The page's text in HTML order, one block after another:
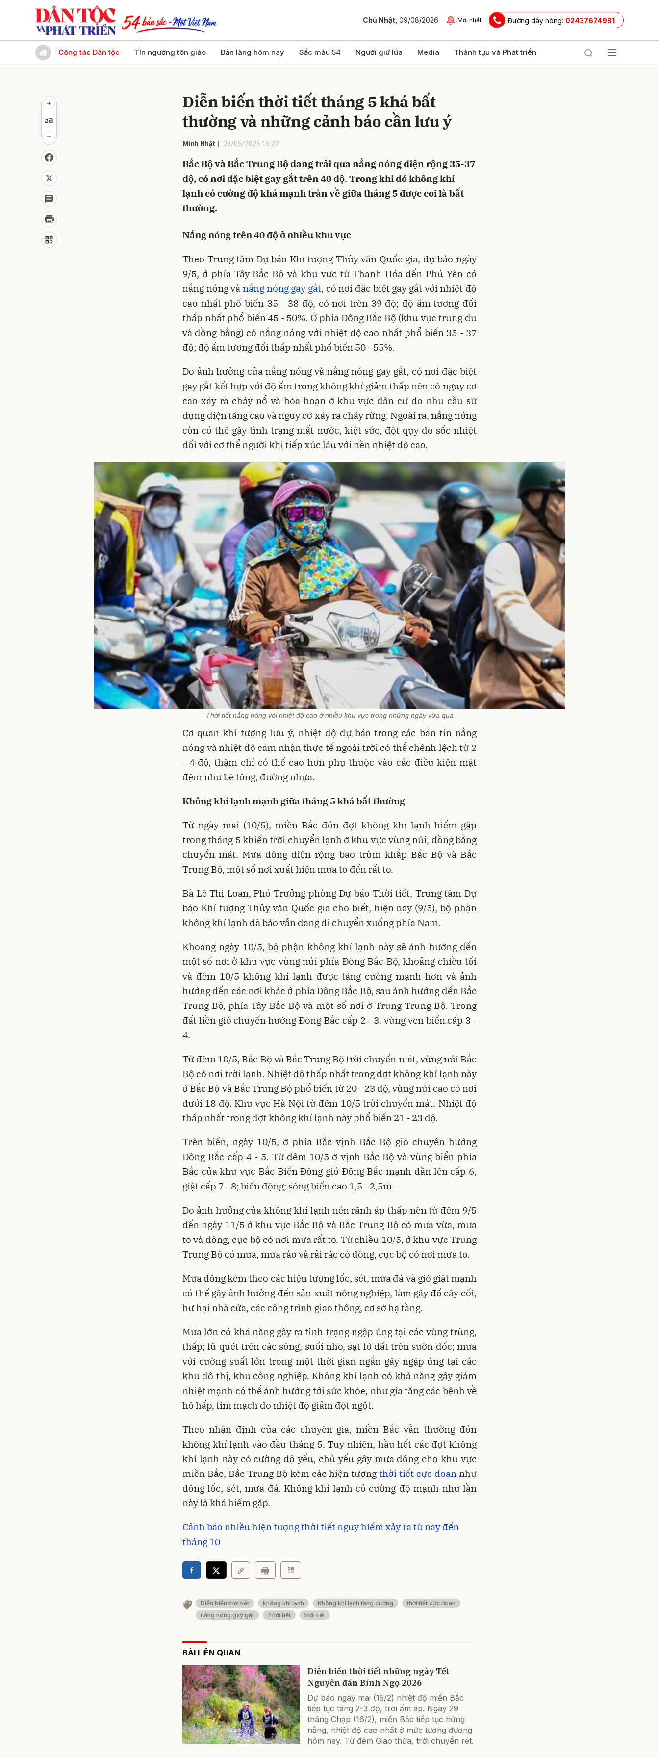
Chủ Nhật, 09/08/2026 Mới nhất Đường dây nóng: 02437674981
Công tác Dân tộc Tín ngưỡng tôn giáo Bản làng hôm nay Sắc màu 54 Người giữ lửa Media Thành tựu và Phát triển
Diễn biến thời tiết tháng 5 khá bất
thường và những cảnh báo cần lưu ý
Minh Nhật 09/05/2025 15:22
Bắc Bộ và Bắc Trung Bộ đang trải qua nắng nóng diện rộng 35-37
độ, có nơi đặc biệt gay gắt trên 40 độ. Trong khi đó không khí
lạnh có cường độ khá mạnh tràn về giữa tháng 5 được coi là bất
thường.
Nắng nóng trên 40 độ ở nhiều khu vực
Theo Trung tâm Dự báo Khí tượng Thủy văn Quốc gia, dự báo ngày
9/5, ở phía Tây Bắc Bộ và khu vực từ Thanh Hóa đến Phú Yên có
nắng nóng và nắng nóng gay gắt, có nơi đặc biệt gay gắt với nhiệt độ
cao nhất phổ biến 35 - 38 độ, có nơi trên 39 độ; độ ẩm tương đối
thấp nhất phổ biến 45 - 50%. Ở phía Đông Bắc Bộ (khu vực trung du
và đồng bằng) có nắng nóng với nhiệt độ cao nhất phổ biến 35 - 37
độ; độ ẩm tương đối thấp nhất phổ biến 50 - 55%.
Do ảnh hưởng của nắng nóng và nắng nóng gay gắt, có nơi đặc biệt
gay gắt kết hợp với độ ẩm trong không khí giảm thấp nên có nguy cơ
cao xảy ra cháy nổ và hỏa hoạn ở khu vực dân cư do nhu cầu sử
dụng điện tăng cao và nguy cơ xảy ra cháy rừng. Ngoài ra, nắng nóng
còn có thể gây tình trạng mất nước, kiệt sức, đột qụy do sốc nhiệt
đối với cơ thể người khi tiếp xúc lâu với nền nhiệt độ cao.
Thời tiết nắng nóng với nhiệt độ cao ở nhiều khu vực trong những ngày vừa qua
Cơ quan khí tượng lưu ý, nhiệt độ dự báo trong các bản tin nắng
nóng và nhiệt độ cảm nhận thực tế ngoài trời có thể chênh lệch từ 2
- 4 độ, thậm chí có thể cao hơn phụ thuộc vào các điều kiện mặt
đệm như bê tông, đường nhựa.
Không khí lạnh mạnh giữa tháng 5 khá bất thường
Từ ngày mai (10/5), miền Bắc đón đợt không khí lạnh hiếm gặp
trong tháng 5 khiến trời chuyển lạnh ở khu vực vùng núi, đồng bằng
chuyển mát. Mưa dông diện rộng bao trùm khắp Bắc Bộ và Bắc
Trung Bộ, một số nơi xuất hiện mưa to đến rất to.
Bà Lê Thị Loan, Phó Trưởng phòng Dự báo Thời tiết, Trung tâm Dự
báo Khí tượng Thủy văn Quốc gia cho biết, hiện nay (9/5), bộ phận
không khí lạnh đã báo vẫn đang di chuyển xuống phía Nam.
Khoảng ngày 10/5, bộ phận không khí lạnh này sẽ ảnh hưởng đến
một số nơi ở khu vực vùng núi phía Đông Bắc Bộ, khoảng chiều tối
và đêm 10/5 không khí lạnh được tăng cường mạnh hơn và ảnh
hưởng đến các nơi khác ở phía Đông Bắc Bộ, sau ảnh hưởng đến Bắc
Trung Bộ, phía Tây Bắc Bộ và một số nơi ở Trung Trung Bộ. Trong
đất liền gió chuyển hướng Đông Bắc cấp 2 - 3, vùng ven biển cấp 3 -
4.
Từ đêm 10/5, Bắc Bộ và Bắc Trung Bộ trời chuyển mát, vùng núi Bắc
Bộ có nơi trời lạnh. Nhiệt độ thấp nhất trong đợt không khí lạnh này
ở Bắc Bộ và Bắc Trung Bộ phổ biến từ 20 - 23 độ, vùng núi cao có nơi
dưới 18 độ. Khu vực Hà Nội từ đêm 10/5 trời chuyển mát. Nhiệt độ
thấp nhất trong đợt không khí lạnh này phổ biến 21 - 23 độ.
Trên biển, ngày 10/5, ở phía Bắc vịnh Bắc Bộ gió chuyển hướng
Đông Bắc cấp 4 - 5. Từ đêm 10/5 ở vịnh Bắc Bộ và vùng biển phía
Bắc của khu vực Bắc Biển Đông gió Đông Bắc mạnh dần lên cấp 6,
giật cấp 7 - 8; biển động; sóng biển cao 1,5 - 2,5m.
Do ảnh hưởng của không khí lạnh nén rãnh áp thấp nên từ đêm 9/5
đến ngày 11/5 ở khu vực Bắc Bộ và Bắc Trung Bộ có mưa vừa, mưa
to và dông, cục bộ có nơi mưa rất to. Từ chiều 10/5, ở khu vực Trung
Trung Bộ có mưa, mưa rào và rải rác có dông, cục bộ có nơi mưa to.
Mưa dông kèm theo các hiện tượng lốc, sét, mưa đá và gió giật mạnh
có thể gây ảnh hưởng đến sản xuất nông nghiệp, làm gãy đổ cây cối,
hư hại nhà cửa, các công trình giao thông, cơ sở hạ tầng.
Mưa lớn có khả năng gây ra tình trạng ngập úng tại các vùng trũng,
thấp; lũ quét trên các sông, suối nhỏ, sạt lở đất trên sườn dốc; mưa
với cường suất lớn trong một thời gian ngắn gây ngập úng tại các
khu đô thị, khu công nghiệp. Không khí lạnh có khả năng gây giảm
nhiệt mạnh có thể ảnh hưởng tới sức khỏe, như gia tăng các bệnh về
hô hấp, tim mạch do nhiệt độ giảm đột ngột.
Theo nhận định của các chuyên gia, miền Bắc vẫn thường đón
không khí lạnh vào đầu tháng 5. Tuy nhiên, hầu hết các đợt không
khí lạnh này có cường độ yếu, chủ yếu gây mưa dông cho khu vực
miền Bắc, Bắc Trung Bộ kèm các hiện tượng thời tiết cực đoan như
dông lốc, sét, mưa đá. Không khí lạnh có cường độ mạnh như lần
này là khá hiếm gặp.
Cảnh báo nhiều hiện tượng thời tiết nguy hiểm xảy ra từ nay đến
tháng 10
Diễn biến thời tiết không khí lạnh Không khí lạnh tăng cường
thời tiết cực đoan
nắng nóng gay gắt
Thời tiết thời tiết
BÀI LIÊN QUAN
Diễn biến thời tiết những ngày Tết
Nguyên đán Bính Ngọ 2026
Dự báo ngày mai (15/2) nhiệt độ miền Bắc
tiếp tục tăng 2-3 độ, trời ấm áp. Ngày 29
tháng Chạp (16/2), miền Bắc tiếp tục hửng
nắng, nhiệt độ cao nhất ở mức tương đương
hôm nay. Từ đêm Giao thừa, trời chuyển rét.
Gửi bình luận
Hủy Gửi